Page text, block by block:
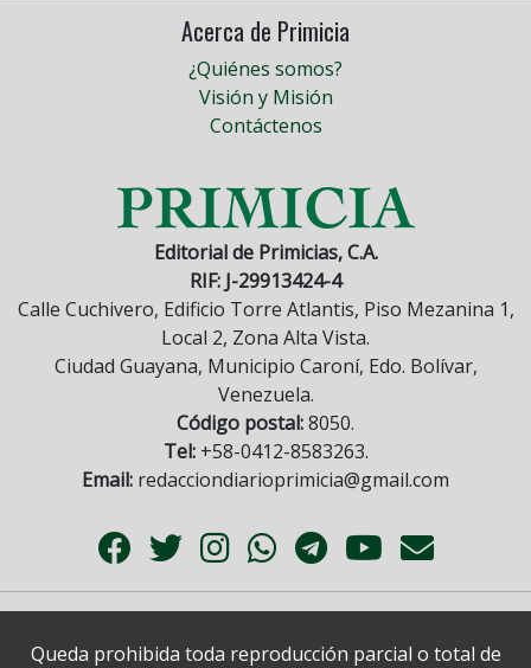
Acerca de Primicia
¿Quiénes somos?
Visión y Misión
Contáctenos
Editorial de Primicias, C.A.
RIF: J-29913424-4
Calle Cuchivero, Edificio Torre Atlantis, Piso Mezanina 1,
Local 2, Zona Alta Vista.
Ciudad Guayana, Municipio Caroní, Edo. Bolívar,
Venezuela.
Código postal:8050.
Tel:+58-0412-8583263.
Email: redacciondiarioprimicia@gmail.com
Queda prohibida toda reproducción parcial o total de